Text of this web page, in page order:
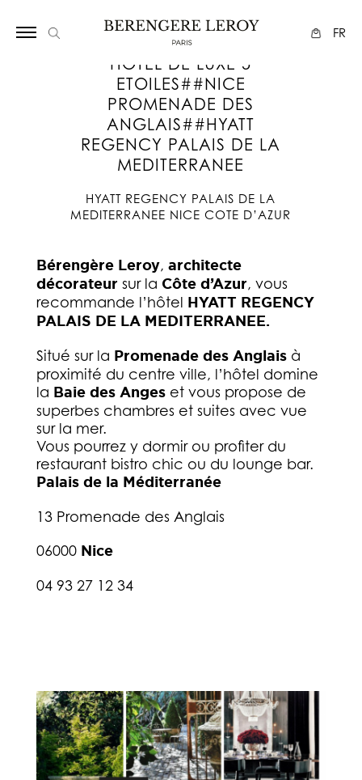
FR
HOTEL DE LUXE 5
ETOILES##NICE
PROMENADE DES
ANGLAIS##HYATT
REGENCY PALAIS DE LA
MEDITERRANEE
HYATT REGENCY PALAIS DE LA
MEDITERRANEE NICE COTE D’AZUR
Bérengère Leroy, architecte
décorateur sur la Côte d’Azur, vous
recommande l’hôtel HYATT REGENCY
PALAIS DE LA MEDITERRANEE.
Situé sur la Promenade des Anglaisà
proximité du centre ville, l’hôtel domine
la Baie des Angeset vous propose de
superbes chambres et suites avec vue
sur la mer.
Vous pourrez y dormir ou profiter du
restaurant bistro chic ou du lounge bar.
Palais de la Méditerranée
13 Promenade des Anglais
06000 Nice
04 93 27 12 34